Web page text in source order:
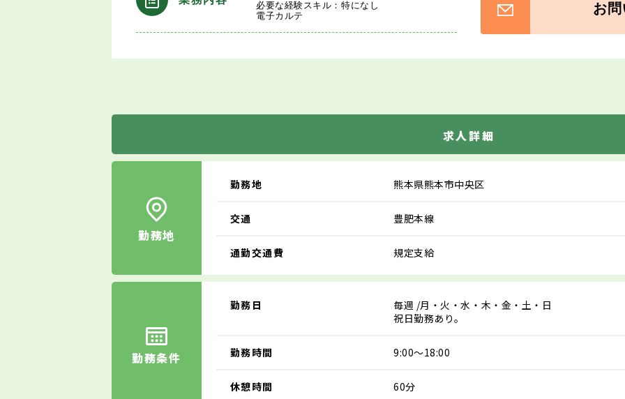
必要な経験スキル：特になし
電子カルテ
お
求人詳細
勤務地
勤務地 熊本県熊本市中央区
交通 豊肥本線
通勤交通費 規定支給
勤務条件
勤務日 毎週 /月・火・水・木・金・土・日
祝日勤務あり。
勤務時間 9:00～18:00
休憩時間 60分